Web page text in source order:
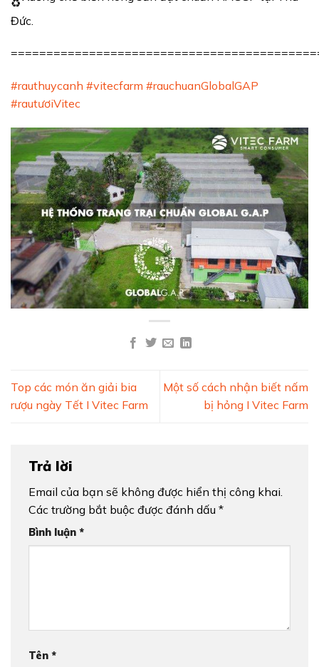
Đức.
#rauthuycanh #vitecfarm #rauchuanGlobalGAP
#rautươiVitec
Top các món ăn giải bia
rượu ngày Tết I Vitec Farm
Một số cách nhận biết nấm
bị hỏng I Vitec Farm
Trả lời
Email của bạn sẽ không được hiển thị công khai.
Các trường bắt buộc được đánh dấu *
Bình luận *
Tên *